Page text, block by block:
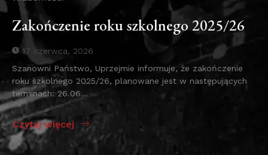
Zakończenie roku szkolnego 2025/26
17 czerwca, 2026
Szanowni Państwo, Uprzejmie informuje, że zakończenie
roku szkolnego 2025/26, planowane jest w następujących
terminach: 26.06...
Czytaj więcej